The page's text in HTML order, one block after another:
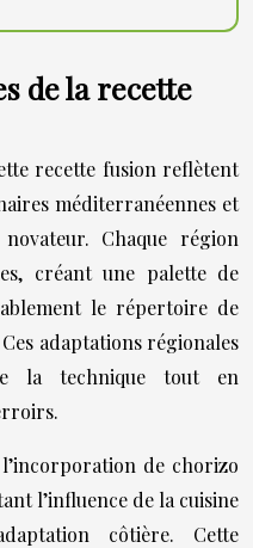
de la recette
recette fusion reflètent
méditerranéennes et
Chaque région
créant une palette de
le répertoire de
adaptations régionales
la technique tout en
de chorizo
l’influence de la cuisine
côtière. Cette